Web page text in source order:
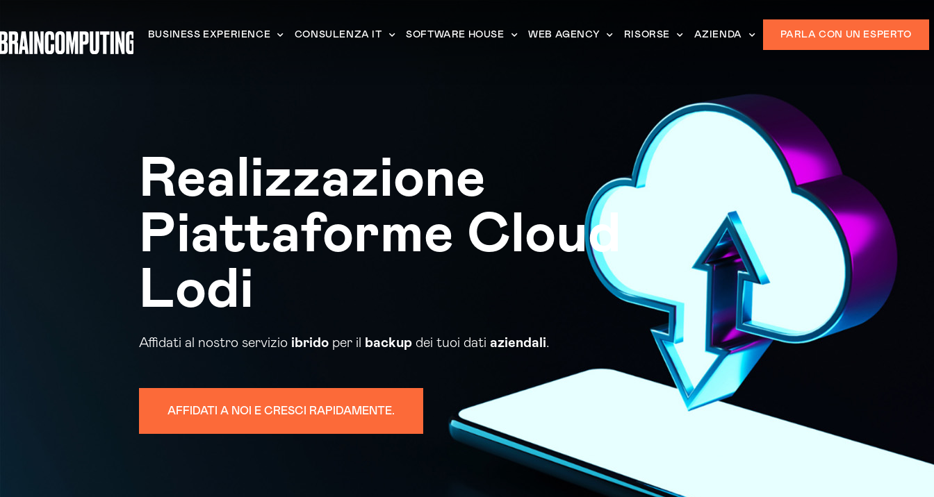
BUSINESS EXPERIENCE CONSULENZA IT SOFTWARE HOUSE WEB AGENCY RISORSE AZIENDA PARLA CON UN ESPERTO
Realizzazione
Piattaforme Cloud
Lodi
Affidati al nostro servizio ibrido per il backup dei tuoi dati aziendali.
AFFIDATI A NOI E CRESCI RAPIDAMENTE.